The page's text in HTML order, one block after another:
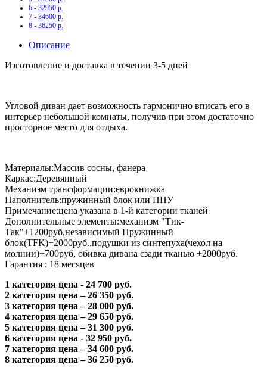
6 - 32950 р.
7 - 34600 р.
8 - 36250 р.
Описание
Изготовление и доставка в течении 3-5 дней
Угловой диван дает возможность гармонично вписать его в
интерьер небольшой комнаты, получив при этом достаточно
просторное место для отдыха.
Материалы:Массив сосны, фанера
Каркас:Деревянный
Механизм трансформации:еврокнижка
Наполнитель:пружинный блок или ППУ
Примечание:цена указана в 1-й категории тканей
Дополнительные элементы:механизм "Тик-
Так"+1200руб,независимый Пружинный
блок(TFK)+2000руб.,подушки из синтепуха(чехол на
молнии)+700руб, обивка дивана сзади тканью +2000руб.
Гарантия : 18 месяцев
1 категория цена - 24 700 руб.
2 категория цена – 26 350 руб.
3 категория цена – 28 000 руб.
4 категория цена – 29 650 руб.
5 категория цена – 31 300 руб.
6 категория цена - 32 950 руб.
7 категория цена – 34 600 руб.
8 категория цена – 36 250 руб.